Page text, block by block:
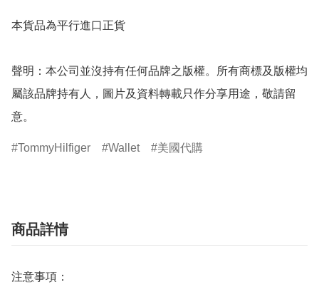
本貨品為平行進口正貨
聲明：本公司並沒持有任何品牌之版權。所有商標及版權均
屬該品牌持有人，圖片及資料轉載只作分享用途，敬請留
意。
TommyHilfiger Wallet 美國代購
商品詳情
注意事項：